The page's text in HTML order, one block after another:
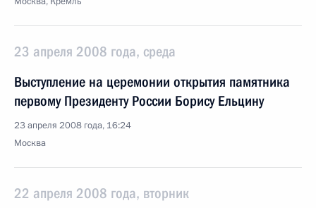
23 апреля 2008 года, среда
Выступление на церемонии открытия памятника
первому Президенту России Борису Ельцину
23 апреля 2008 года, 16:24
Москва
22 апреля 2008 года, вторник